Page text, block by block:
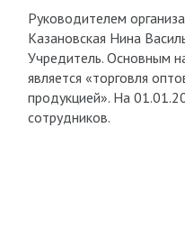
Руководителем
Казановская Нина
Учредитель. Основным
является «торговля
продукцией». На
сотрудников.